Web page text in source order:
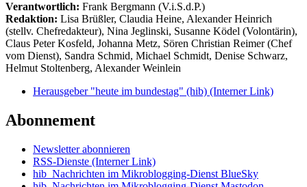
Verantwortlich: Frank Bergmann (V.i.S.d.P.)
Redaktion: Lisa Brüßler, Claudia Heine, Alexander Heinrich
(stellv. Chefredakteur), Nina Jeglinski, Susanne Ködel (Volontärin),
Claus Peter Kosfeld, Johanna Metz, Sören Christian Reimer (Chef
vom Dienst), Sandra Schmid, Michael Schmidt, Denise Schwarz,
Helmut Stoltenberg, Alexander Weinlein
Herausgeber "heute im bundestag" (hib) (Interner Link)
Abonnement
Newsletter abonnieren
RSS-Dienste (Interner Link)
hib_Nachrichten im Mikroblogging-Dienst BlueSky